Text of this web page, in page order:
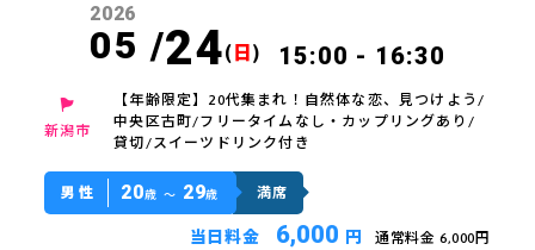
2026
05 /24( 日) 15:00 - 16:30
新潟市
【年齢限定】20代集まれ！自然体な恋、見つけよう/
中央区古町/フリータイムなし・カップリングあり/
貸切/スイーツドリンク付き
男性 20歳 〜 29歳 満席
当日料金 6,000 円 通常料金 6,000円